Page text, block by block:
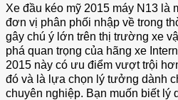
Xe đầu kéo mỹ 2015 máy N13 là
đơn vị phân phối nhập về trong
gây chú ý lớn trên thị trường xe
phá quan trọng của hãng xe
2015 này có ưu điểm vượt trội
đó và là lựa chọn lý tưởng dành
chuyên nghiệp. Bạn muốn biết lý